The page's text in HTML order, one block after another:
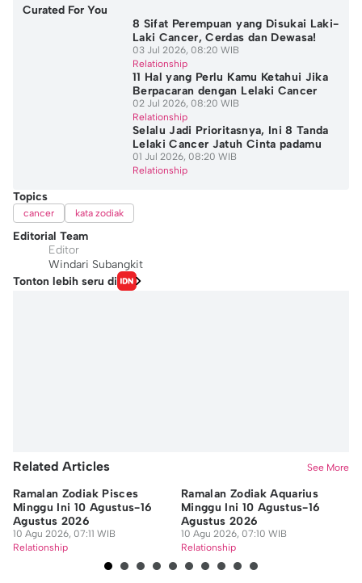
Curated For You
8 Sifat Perempuan yang Disukai Laki-
Laki Cancer, Cerdas dan Dewasa!
03 Jul 2026, 08:20 WIB
Relationship
11 Hal yang Perlu Kamu Ketahui Jika
Berpacaran dengan Lelaki Cancer
02 Jul 2026, 08:20 WIB
Relationship
Selalu Jadi Prioritasnya, Ini 8 Tanda
Lelaki Cancer Jatuh Cinta padamu
01 Jul 2026, 08:20 WIB
Relationship
Topics
cancer kata zodiak
Editorial Team
Editor
Windari Subangkit
Tonton lebih seru di
Related Articles See More
Ramalan Zodiak Pisces
Minggu Ini 10 Agustus-16
Agustus 2026
10 Agu 2026, 07:11 WIB
Relationship
Ramalan Zodiak Aquarius
Minggu Ini 10 Agustus-16
Agustus 2026
10 Agu 2026, 07:10 WIB
Relationship